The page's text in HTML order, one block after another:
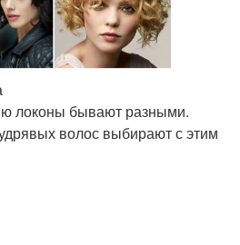
Модная стрижка
локоны бывают разными.
волос выбирают с этим